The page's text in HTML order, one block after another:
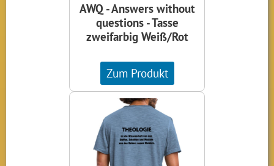
AWQ - Answers without
questions - Tasse
zweifarbig Weiß/Rot
Zum Produkt